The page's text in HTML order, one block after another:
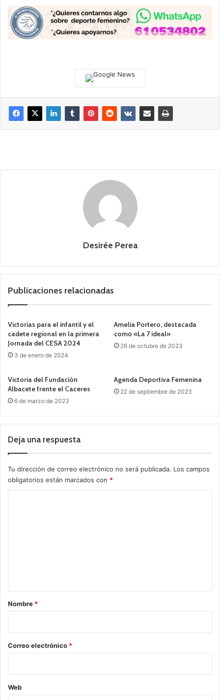
Desirée Perea
Publicaciones relacionadas
Victorias para el infantil y el
cadete regional en la primera
Jornada del CESA 2024
3 de enero de 2024
Amelia Portero, destacada
como «La 7 ideal»
26 de octubre de 2023
Victoria del Fundación
Albacete frente el Caceres
6 de marzo de 2023
Agenda Deportiva Femenina
22 de septiembre de 2023
Deja una respuesta
Tu dirección de correo electrónico no será publicada. Los campos
obligatorios están marcados con *
r
*
Nombre *
Correo electrónico *
Web